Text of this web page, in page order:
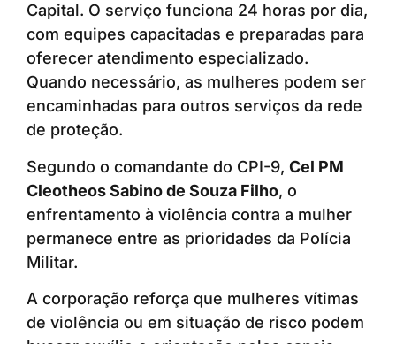
Capital. O serviço funciona 24 horas por dia,
com equipes capacitadas e preparadas para
oferecer atendimento especializado.
Quando necessário, as mulheres podem ser
encaminhadas para outros serviços da rede
de proteção.
Segundo o comandante do CPI-9, Cel PM
Cleotheos Sabino de Souza Filho, o
enfrentamento à violência contra a mulher
permanece entre as prioridades da Polícia
Militar.
A corporação reforça que mulheres vítimas
de violência ou em situação de risco podem